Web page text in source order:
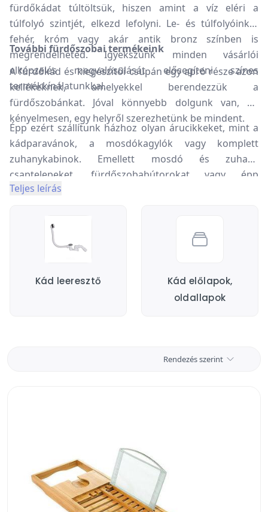
fürdőkádat túltöltsük, hiszen amint a víz eléri a
túlfolyó szintjét, elkezd lefolyni. Le- és túlfolyóinkat
fehér, króm vagy akár antik bronz színben is
megrendelheted. Igyekszünk minden vásárlói
elképzelés megvalósulását elősegíteni színes
termékkínálatunkkal.
További fürdőszobai termékeink
A fürdőkád és kiegészítői csupán egy apró része azon
kellékeknek, amelyekkel berendezzük a
fürdőszobánkat. Jóval könnyebb dolgunk van, ha
kényelmesen, egy helyről szerezhetünk be mindent.
Épp ezért szállítunk házhoz olyan árucikkeket, mint a
kádparavánok, a mosdókagylók vagy komplett
zuhanykabinok. Emellett mosdó és zuhany
csaptelepeket, fürdőszobabútorokat vagy épp
gőzkabinokat is rendelhetsz tőlünk. Igény szerint
prémium házhoz szállítással is. Sőt, a jelzett
modelljeinket ingyenesen juttatjuk el hozzád.
Teljes leírás
Kád leeresztő
Kád előlapok,
oldallapok
Rendezés szerint